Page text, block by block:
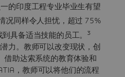
的印度工程专业毕业生有望
况同样令人担忧，超过 75%
具备适当技能的员工。
3
力。教师可以改变现状，创
借助达索系统的教育体验和
，教师可以将他们的流程